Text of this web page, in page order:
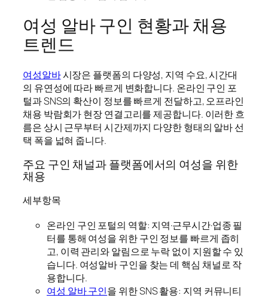
여성 알바 구인 현황과 채용
트렌드
여성알바시장은 플랫폼의 다양성, 지역 수요, 시간대
의 유연성에 따라 빠르게 변화합니다. 온라인 구인 포
털과 SNS의 확산이 정보를 빠르게 전달하고, 오프라인
채용 박람회가 현장 연결고리를 제공합니다. 이러한 흐
름은 상시 근무부터 시간제까지 다양한 형태의 알바 선
택 폭을 넓혀 줍니다.
주요 구인 채널과 플랫폼에서의 여성을 위한
채용
세부항목
온라인 구인 포털의 역할: 지역·근무시간·업종 필
터를 통해 여성을 위한 구인 정보를 빠르게 좁히
고, 이력 관리와 알림으로 누락 없이 지원할 수 있
습니다. 여성알바 구인을 찾는 데 핵심 채널로 작
용합니다.
여성 알바 구인을 위한 SNS 활용: 지역 커뮤니티